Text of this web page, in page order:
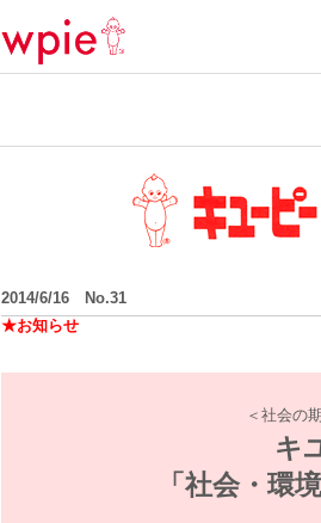
2014/6/16 No.31
★お知らせ
＜社会の
キ
「社会・環